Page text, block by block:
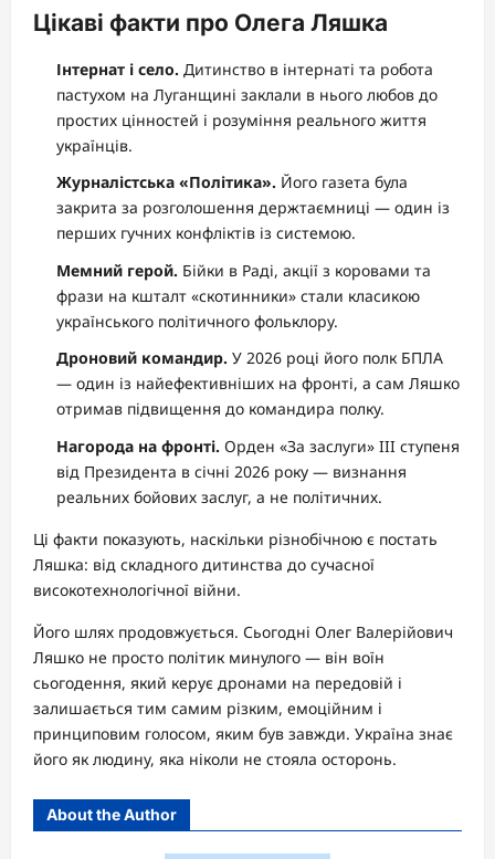
Цікаві факти про Олега Ляшка
Інтернат і село. Дитинство в інтернаті та робота
пастухом на Луганщині заклали в нього любов до
простих цінностей і розуміння реального життя
українців.
Журналістська «Політика». Його газета була
закрита за розголошення держтаємниці — один із
перших гучних конфліктів із системою.
Мемний герой. Бійки в Раді, акції з коровами та
фрази на кшталт «скотинники» стали класикою
українського політичного фольклору.
Дроновий командир. У 2026 році його полк БПЛА
— один із найефективніших на фронті, а сам Ляшко
отримав підвищення до командира полку.
Нагорода на фронті. Орден «За заслуги» III ступеня
від Президента в січні 2026 року — визнання
реальних бойових заслуг, а не політичних.
Ці факти показують, наскільки різнобічною є постать
Ляшка: від складного дитинства до сучасної
високотехнологічної війни.
Його шлях продовжується. Сьогодні Олег Валерійович
Ляшко не просто політик минулого — він воїн
сьогодення, який керує дронами на передовій і
залишається тим самим різким, емоційним і
принциповим голосом, яким був завжди. Україна знає
його як людину, яка ніколи не стояла осторонь.
About the Author